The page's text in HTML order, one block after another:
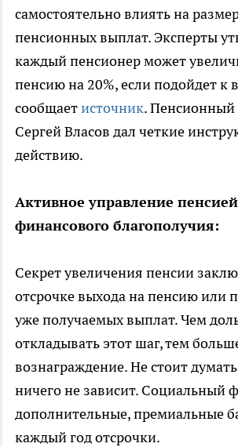
самостоятельно влиять на
пенсионных выплат. Эксперты
каждый пенсионер может
пенсию на 20%, если подойдет к
сообщаетисточник. Пенсионный
Сергей Власов дал четкие
действию.
Активное управление пенсией
финансового благополучия:
Секрет увеличения пенсии
отсрочке выхода на пенсию или
уже получаемых выплат. Чем
откладывать этот шаг, тем
вознаграждение. Не стоит
ничего не зависит. Социальный
дополнительные, премиальные
каждый год отсрочки.